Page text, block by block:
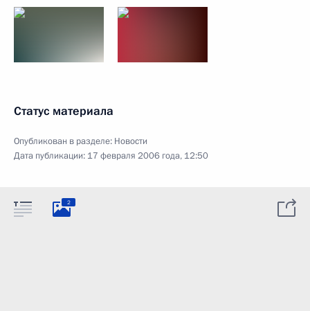
Статус материала
Опубликован в разделе: Новости
Дата публикации: 17 февраля 2006 года, 12:50
2